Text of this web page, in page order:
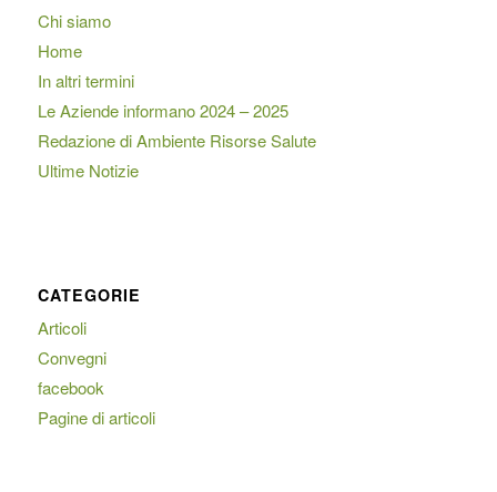
Chi siamo
Home
In altri termini
Le Aziende informano 2024 – 2025
Redazione di Ambiente Risorse Salute
Ultime Notizie
CATEGORIE
Articoli
Convegni
facebook
Pagine di articoli